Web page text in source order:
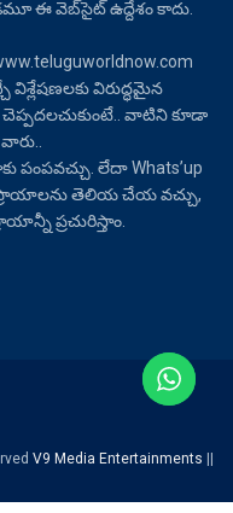
ఈ వెబ్‌సైట్ ఉద్దేశం కాదు.
విశ్లేషణలకు విరుద్ధమైన
వాటిని కూడా
పంపవచ్చు. లేదా Whats’up
తెలియ చేయ వచ్చు,
ప్రచురిస్తాం.
V9 Media Entertainments ||